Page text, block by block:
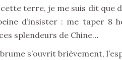
terre, je me suis dit que
d’insister : me taper 8
splendeurs de Chine…
s’ouvrit brièvement,